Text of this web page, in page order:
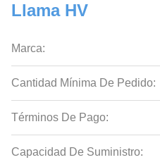
Llama HV
Marca:
Cantidad Mínima De Pedido:
Términos De Pago:
Capacidad De Suministro: